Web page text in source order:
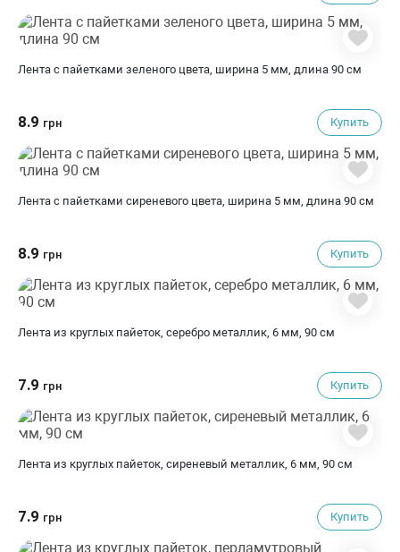
Лента с пайетками зеленого цвета, ширина 5 мм, длина 90 см
8.9 грн Купить
Лента с пайетками сиреневого цвета, ширина 5 мм, длина 90 см
8.9 грн Купить
Лента из круглых пайеток, серебро металлик, 6 мм, 90 см
7.9 грн Купить
Лента из круглых пайеток, сиреневый металлик, 6 мм, 90 см
7.9 грн Купить